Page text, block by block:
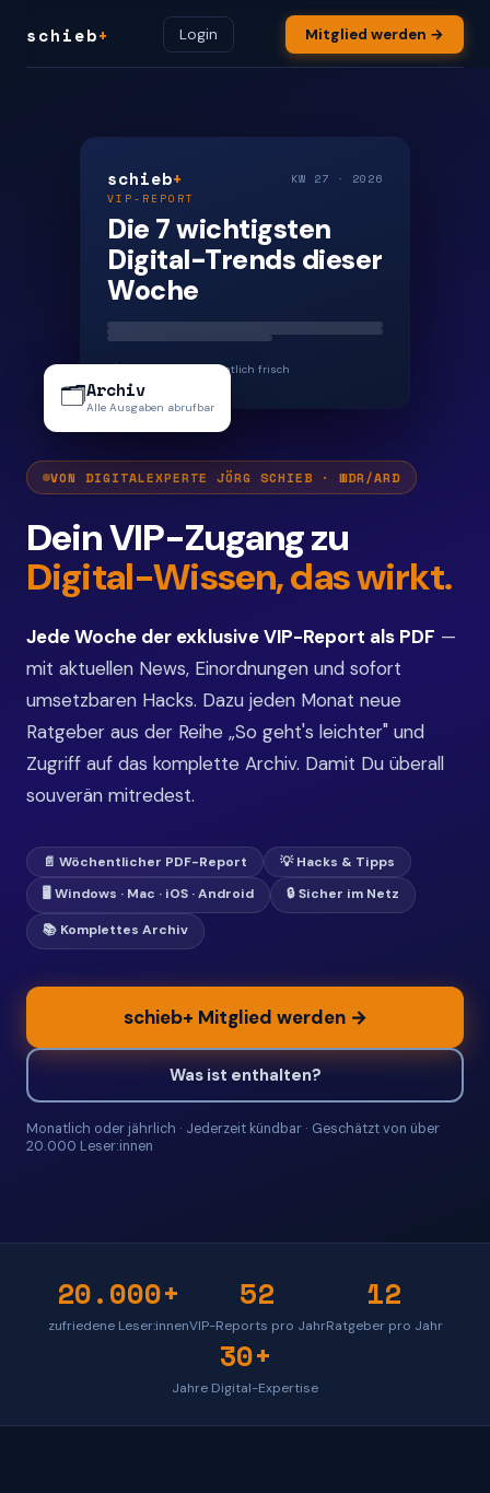
schieb+ Login Mitglied werden →
VON DIGITALEXPERTE JÖRG SCHIEB · WDR/ARD
Dein VIP-Zugang zu
Digital-Wissen, das wirkt.
Jede Woche der exklusive VIP-Report als PDF —
mit aktuellen News, Einordnungen und sofort
umsetzbaren Hacks. Dazu jeden Monat neue
Ratgeber aus der Reihe „So geht's leichter" und
Zugriff auf das komplette Archiv. Damit Du überall
souverän mitredest.
📄 Wöchentlicher PDF-Report
💡 Hacks & Tipps
🖥️ Windows · Mac · iOS · Android
🔒 Sicher im Netz
📚 Komplettes Archiv
schieb+ Mitglied werden →
Was ist enthalten?
Monatlich oder jährlich · Jederzeit kündbar · Geschätzt von über
20.000 Leser:innen
schieb+ KW 27 · 2026
VIP-REPORT
Die 7 wichtigsten
Digital-Trends dieser
Woche
🖊️ Jörg Schieb · Wöchentlich frisch
🗂️Archiv
Alle Ausgaben abrufbar
20.000+
zufriedene Leser:innen
52
VIP-Reports pro Jahr
12
Ratgeber pro Jahr
30+
Jahre Digital-Expertise